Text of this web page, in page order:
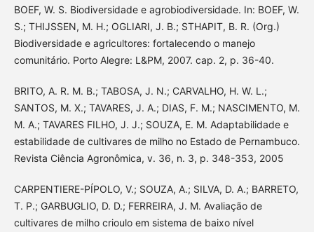
BOEF, W. S. Biodiversidade e agrobiodiversidade. In: BOEF, W.
S.; THIJSSEN, M. H.; OGLIARI, J. B.; STHAPIT, B. R. (Org.)
Biodiversidade e agricultores: fortalecendo o manejo
comunitário. Porto Alegre: L&PM, 2007. cap. 2, p. 36-40.
BRITO, A. R. M. B.; TABOSA, J. N.; CARVALHO, H. W. L.;
SANTOS, M. X.; TAVARES, J. A.; DIAS, F. M.; NASCIMENTO, M.
M. A.; TAVARES FILHO, J. J.; SOUZA, E. M. Adaptabilidade e
estabilidade de cultivares de milho no Estado de Pernambuco.
Revista Ciência Agronômica, v. 36, n. 3, p. 348-353, 2005
CARPENTIERE-PÍPOLO, V.; SOUZA, A.; SILVA, D. A.; BARRETO,
T. P.; GARBUGLIO, D. D.; FERREIRA, J. M. Avaliação de
cultivares de milho crioulo em sistema de baixo nível